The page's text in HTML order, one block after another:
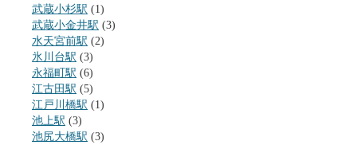
武蔵小杉駅 (1)
武蔵小金井駅 (3)
水天宮前駅 (2)
氷川台駅 (3)
永福町駅 (6)
江古田駅 (5)
江戸川橋駅 (1)
池上駅 (3)
池尻大橋駅 (3)